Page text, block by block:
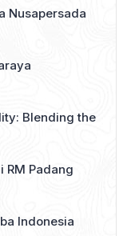
Nusapersada
Blending the
RM Padang
Indonesia